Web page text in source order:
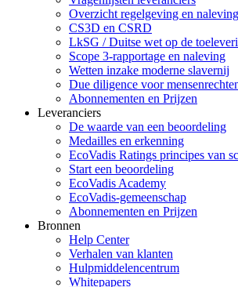
Overzicht regelgeving en naleving
CS3D en CSRD
LkSG / Duitse wet op de
Scope 3-rapportage en naleving
Wetten inzake moderne slavernij
Due diligence voor
Abonnementen en Prijzen
Leveranciers
De waarde van een beoordeling
Medailles en erkenning
EcoVadis Ratings principes van
Start een beoordeling
EcoVadis Academy
EcoVadis-gemeenschap
Abonnementen en Prijzen
Bronnen
Help Center
Verhalen van klanten
Hulpmiddelencentrum
Whitepapers